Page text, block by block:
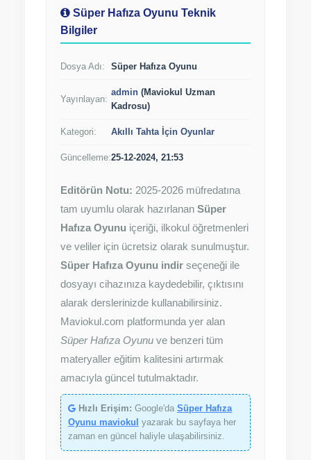
Süper Hafıza Oyunu Teknik
Bilgiler
Dosya Adı: Süper Hafıza Oyunu
Yayınlayan:
admin (Maviokul Uzman
Kadrosu)
Kategori: Akıllı Tahta İçin Oyunlar
Güncelleme:25-12-2024, 21:53
Editörün Notu: 2025-2026 müfredatına
tam uyumlu olarak hazırlanan Süper
Hafıza Oyunu içeriği, ilkokul öğretmenleri
ve veliler için ücretsiz olarak sunulmuştur.
Süper Hafıza Oyunu indir seçeneği ile
dosyayı cihazınıza kaydedebilir, çıktısını
alarak derslerinizde kullanabilirsiniz.
Maviokul.com platformunda yer alan
Süper Hafıza Oyunu ve benzeri tüm
materyaller eğitim kalitesini artırmak
amacıyla güncel tutulmaktadır.
Hızlı Erişim: Google'da Süper Hafıza
Oyunu maviokul yazarak bu sayfaya her
zaman en güncel haliyle ulaşabilirsiniz.